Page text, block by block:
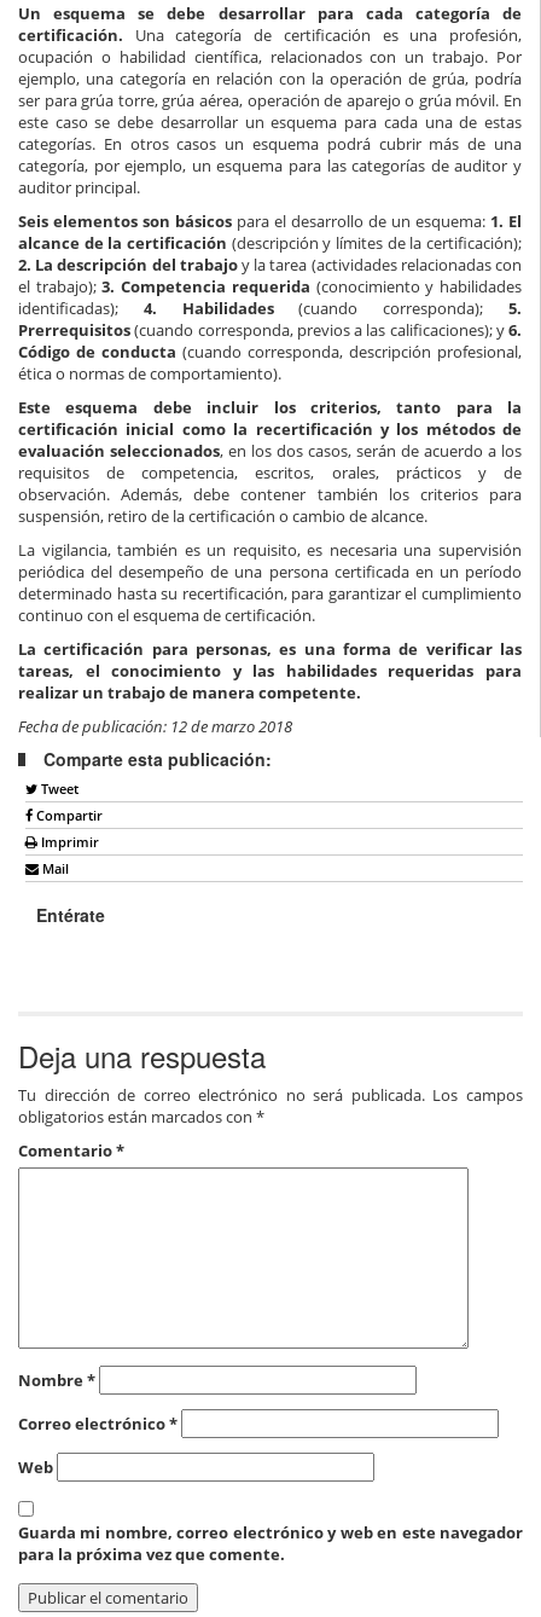
Un esquema se debe desarrollar para cada categoría de
certificación. Una categoría de certificación es una profesión,
ocupación o habilidad científica, relacionados con un trabajo. Por
ejemplo, una categoría en relación con la operación de grúa, podría
ser para grúa torre, grúa aérea, operación de aparejo o grúa móvil. En
este caso se debe desarrollar un esquema para cada una de estas
categorías. En otros casos un esquema podrá cubrir más de una
categoría, por ejemplo, un esquema para las categorías de auditor y
auditor principal.
Seis elementos son básicos para el desarrollo de un esquema: 1. El
alcance de la certificación (descripción y límites de la certificación);
2. La descripción del trabajoy la tarea (actividades relacionadas con
el trabajo);3. Competencia requerida (conocimiento y habilidades
identificadas); 4. Habilidades(cuando corresponda);5.
Prerrequisitos(cuando corresponda, previos a las calificaciones); y6.
Código de conducta (cuando corresponda, descripción profesional,
ética o normas de comportamiento).
Este esquema debe incluir los criterios, tanto para la
certificación inicial como la recertificación y los métodos de
evaluación seleccionados, en los dos casos, serán de acuerdo a los
requisitos de competencia, escritos, orales, prácticos y de
observación. Además, debe contener también los criterios para
suspensión, retiro de la certificación o cambio de alcance.
La vigilancia, también es un requisito, es necesaria una supervisión
periódica del desempeño de una persona certificada en un período
determinado hasta su recertificación, para garantizar el cumplimiento
continuo con el esquema de certificación.
La certificación para personas, es una forma de verificar las
tareas, el conocimiento y las habilidades requeridas para
realizar un trabajo de manera competente.
Fecha de publicación: 12 de marzo 2018
Comparte esta publicación:
Tweet
Compartir
Imprimir
Mail
Entérate
Deja una respuesta
Tu dirección de correo electrónico no será publicada. Los campos
obligatorios están marcados con *
Comentario*
Nombre*
Correo electrónico*
Web
Guarda mi nombre, correo electrónico y web en este navegador
para la próxima vez que comente.